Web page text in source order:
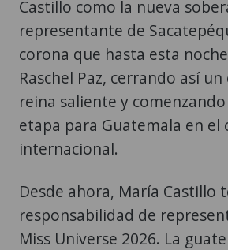
Castillo como la nueva
representante de
corona que hasta esta
Raschel Paz, cerrando así
reina saliente y
etapa para Guatemala en el
internacional.
Desde ahora, María Castillo
responsabilidad de
Miss Universe 2026. La